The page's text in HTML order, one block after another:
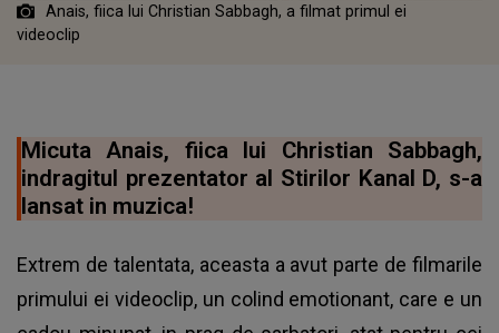
Anais, fiica lui Christian Sabbagh, a filmat primul ei
videoclip
Micuta Anais, fiica lui Christian Sabbagh,
indragitul prezentator al Stirilor Kanal D, s-a
lansat in muzica!
Extrem de talentata, aceasta a avut parte de filmarile
primului ei videoclip, un colind emotionant, care e un